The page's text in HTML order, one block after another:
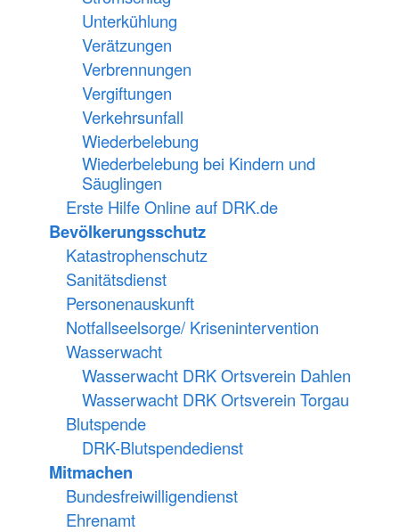
Unterkühlung
Verätzungen
Verbrennungen
Vergiftungen
Verkehrsunfall
Wiederbelebung
Wiederbelebung bei Kindern und
Säuglingen
Erste Hilfe Online auf DRK.de
Bevölkerungsschutz
Katastrophenschutz
Sanitätsdienst
Personenauskunft
Notfallseelsorge/ Krisenintervention
Wasserwacht
Wasserwacht DRK Ortsverein Dahlen
Wasserwacht DRK Ortsverein Torgau
Blutspende
DRK-Blutspendedienst
Mitmachen
Bundesfreiwilligendienst
Ehrenamt